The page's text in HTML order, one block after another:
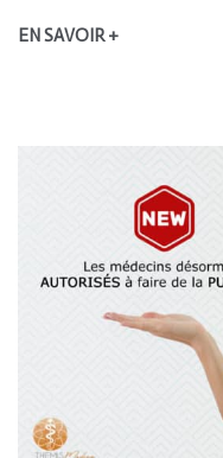
EN SAVOIR +